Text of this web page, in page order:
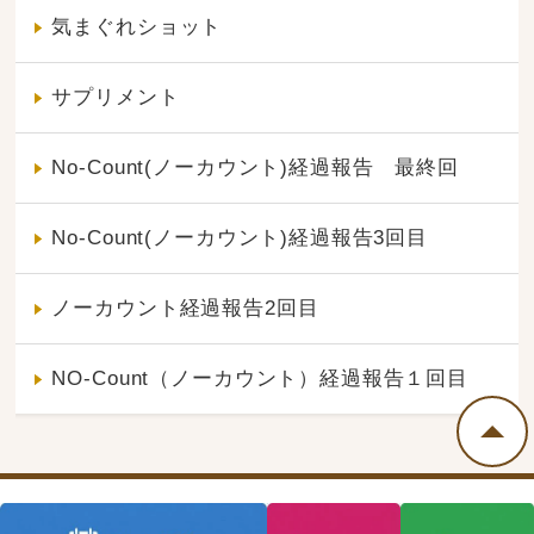
気まぐれショット
サプリメント
No-Count(ノーカウント)経過報告 最終回
No-Count(ノーカウント)経過報告3回目
ノーカウント経過報告2回目
NO-Count（ノーカウント）経過報告１回目